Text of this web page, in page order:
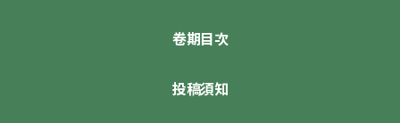
卷期目次
投稿須知